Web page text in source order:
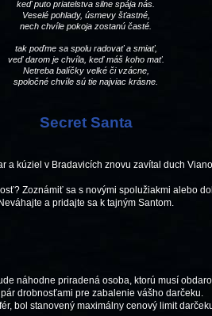
keď puto priatelstva silne spája nás.
Veselé pohlady, úsmevy šťastné,
nech chvíle pokoja zostanú časté.
tak poďme sa spolu radovať a smiať,
veď darom je chvíla, keď máš koho mať.
Netreba balíčky velké či vzácne,
spoločné chvíle sú tie najviac krásne.
Secret Santa
a kúziel v Bradavicích znovu zavítal duch
Zoznámiť sa s novými spolužiakmi alebo
a pridajte sa k tajným Santom.
náhodne priradená osoba, ktorú musí
drobnosťami pre zabalenie vášho darčeku.
bol stanovený maximálny cenový limit